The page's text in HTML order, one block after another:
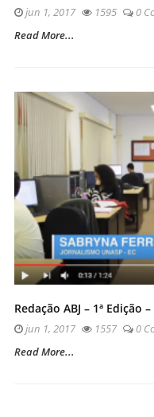
jun 1, 2017 1595
0
Read More...
Redação ABJ – 1ª Edição
jun 1, 2017 1557
0
Read More...